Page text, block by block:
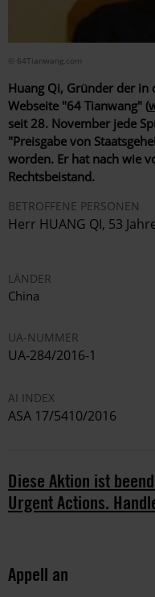
© 64Tianwang.com
Huang Qi, Gründer der in
Webseite "64 Tianwang" (
seit 28. November jede
"Preisgabe von
worden. Er hat nach wie
Rechtsbeistand.
BETROFFENE PERSONEN
Herr HUANG QI, 53
LÄNDER
China
UA-NUMMER
UA-284/2016-1
AI INDEX
ASA 17/5410/2016
Diese Aktion ist
Urgent Actions.
Appell an